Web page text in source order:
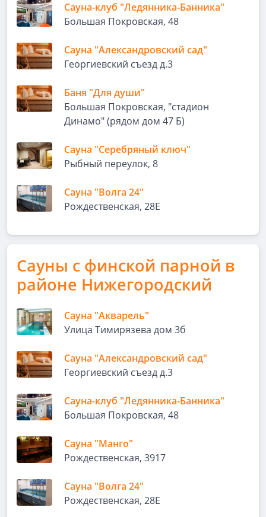
Сауна-клуб "Ледянника-Банника"
Большая Покровская, 48
Сауна "Александровский сад"
Георгиевский съезд д.3
Баня "Для души"
Большая Покровская, "стадион
Динамо" (рядом дом 47 Б)
Сауна "Серебряный ключ"
Рыбный переулок, 8
Сауна "Волга 24"
Рождественская, 28Е
Сауны с финской парной в
районе Нижегородский
Сауна "Акварель"
Улица Тимирязева дом 3б
Сауна "Александровский сад"
Георгиевский съезд д.3
Сауна-клуб "Ледянника-Банника"
Большая Покровская, 48
Сауна "Манго"
Рождественская, 3917
Сауна "Волга 24"
Рождественская, 28Е